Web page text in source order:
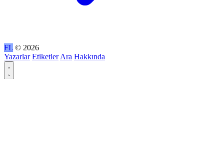
FL © 2026
Yazarlar Etiketler Ara Hakkında